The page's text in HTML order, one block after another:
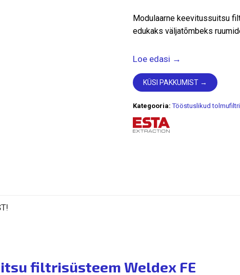
Modulaarne keevitussuitsu
edukaks väljatõmbeks
Loe edasi →
KÜSI PAKKUMIST →
Kategooria:Tööstuslikud
filtrisüsteem Weldex FE